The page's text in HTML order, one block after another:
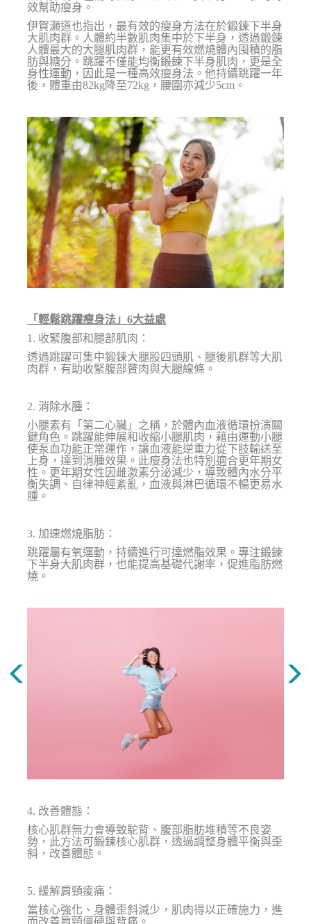
效幫助瘦身。
伊賀瀬道也指出，最有效的瘦身方法在於鍛鍊下半身
大肌肉群。人體約半數肌肉集中於下半身，透過鍛鍊
人體最大的大腿肌肉群，能更有效燃燒體內囤積的脂
肪與糖分。跳躍不僅能均衡鍛鍊下半身肌肉，更是全
身性運動，因此是一種高效瘦身法。他持續跳躍一年
後，體重由82kg降至72kg，腰圍亦減少5cm。
「輕鬆跳躍瘦身法」6大益處
1. 收緊腹部和腿部肌肉：
透過跳躍可集中鍛鍊大腿股四頭肌、腿後肌群等大肌
肉群，有助收緊腹部贅肉與大腿線條。
2. 消除水腫：
小腿素有「第二心臟」之稱，於體內血液循環扮演關
鍵角色。跳躍能伸展和收縮小腿肌肉，藉由運動小腿
使泵血功能正常運作，讓血液能逆重力從下肢輸送至
上身，達到消腫效果。此瘦身法也特別適合更年期女
性。更年期女性因雌激素分泌減少，導致體內水分平
衡失調、自律神經紊亂，血液與淋巴循環不暢更易水
腫。
3. 加速燃燒脂肪：
跳躍屬有氧運動，持續進行可達燃脂效果。專注鍛鍊
下半身大肌肉群，也能提高基礎代謝率，促進脂肪燃
燒。
4. 改善體態：
核心肌群無力會導致駝背、腹部脂肪堆積等不良姿
勢，此方法可鍛鍊核心肌群，透過調整身體平衡與歪
斜，改善體態。
5. 緩解肩頸痠痛：
當核心強化、身體歪斜減少，肌肉得以正確施力，進
而改善肩頸僵硬與背痛。